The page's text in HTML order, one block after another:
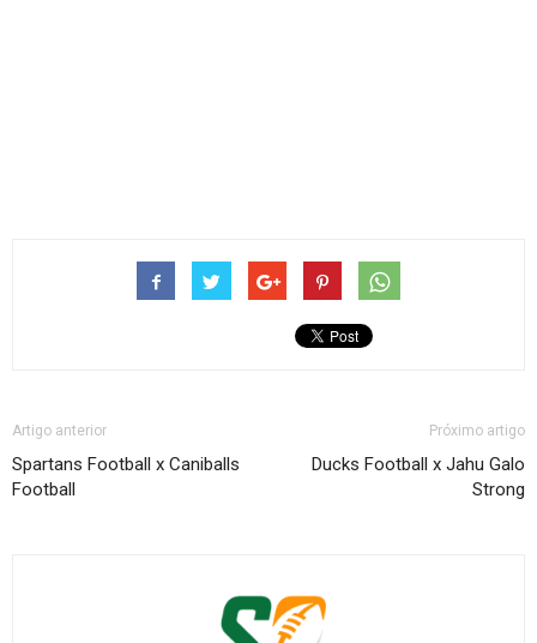
Artigo anterior
Spartans Football x Caniballs
Football
Próximo artigo
Ducks Football x Jahu Galo
Strong